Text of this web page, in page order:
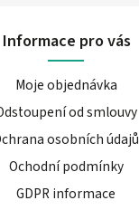
Informace pro vás
Moje objednávka
od smlouvy
osobních údajů
Ochodní podmínky
GDPR informace